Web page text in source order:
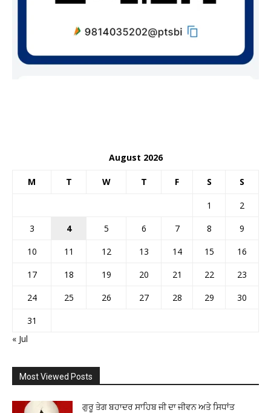
August 2026
M T W T F S S
1
2
3
4 5 6 7 8
9
10
11 12 13 14 15
16
17
18 19 20 21 22
23
24
25 26 27 28 29
30
31
« Jul
Most Viewed Posts
ਗੁਰੂ ਤੇਗ ਬਹਾਦਰ ਸਾਹਿਬ ਜੀ ਦਾ ਜੀਵਨ ਅਤੇ ਸਿਧਾਂਤ